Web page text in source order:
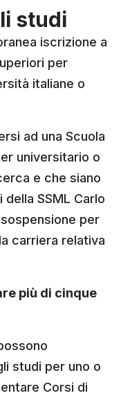
studi
iscrizione a
per
italiane o
ad una Scuola
universitario o
e che siano
SSML Carlo
per
carriera relativa
più di cinque
studi per uno o
Corsi di